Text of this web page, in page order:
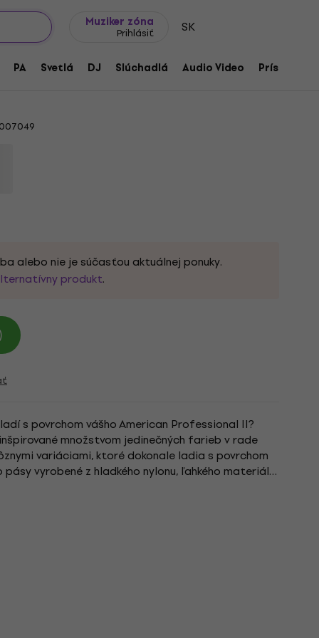
Muziker zóna
Prihlásiť SK
PA Svetlá DJ Slúchadlá Audio Video
Strap 2'' Olympic White Gitarový
alebo nie je súčasťou aktuálnej ponuky.
produkt.
s povrchom vášho American Professional II?
množstvom jedinečných farieb v rade
variáciami, ktoré dokonale ladia s povrchom
vyrobené z hladkého nylonu, ľahkého materiálu,